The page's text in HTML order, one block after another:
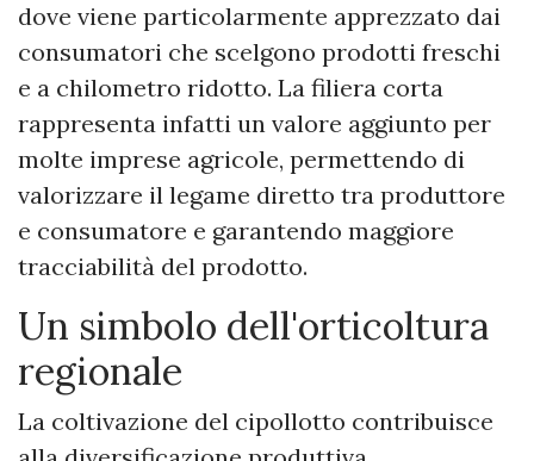
dove viene particolarmente apprezzato dai
consumatori che scelgono prodotti freschi
e a chilometro ridotto. La filiera corta
rappresenta infatti un valore aggiunto per
molte imprese agricole, permettendo di
valorizzare il legame diretto tra produttore
e consumatore e garantendo maggiore
tracciabilità del prodotto.
Un simbolo dell'orticoltura
regionale
La coltivazione del cipollotto contribuisce